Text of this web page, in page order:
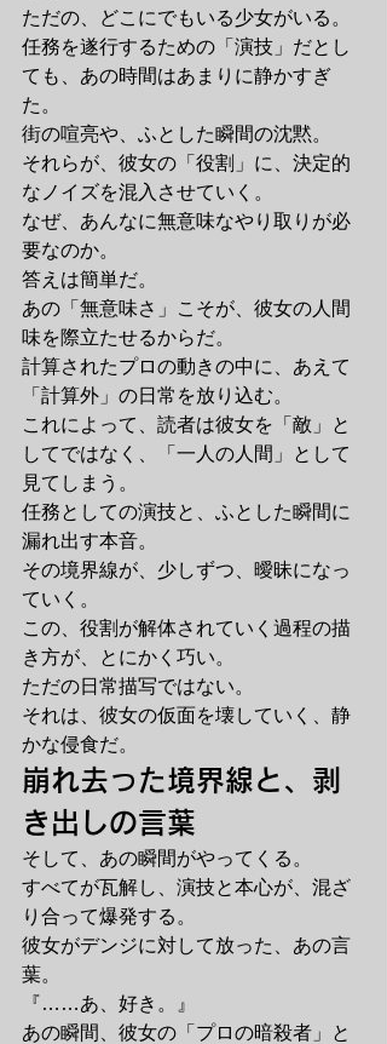
ただの、どこにでもいる少女がいる。
任務を遂行するための「演技」だとし
ても、あの時間はあまりに静かすぎ
た。
街の喧亮や、ふとした瞬間の沈黙。
それらが、彼女の「役割」に、決定的
なノイズを混入させていく。
なぜ、あんなに無意味なやり取りが必
要なのか。
答えは簡単だ。
あの「無意味さ」こそが、彼女の人間
味を際立たせるからだ。
計算されたプロの動きの中に、あえて
「計算外」の日常を放り込む。
これによって、読者は彼女を「敵」と
してではなく、「一人の人間」として
見てしまう。
任務としての演技と、ふとした瞬間に
漏れ出す本音。
その境界線が、少しずつ、曖昧になっ
ていく。
この、役割が解体されていく過程の描
き方が、とにかく巧い。
ただの日常描写ではない。
それは、彼女の仮面を壊していく、静
かな侵食だ。
崩れ去った境界線と、剥
き出しの言葉
そして、あの瞬間がやってくる。
すべてが瓦解し、演技と本心が、混ざ
り合って爆発する。
彼女がデンジに対して放った、あの言
葉。
『……あ、好き。』
あの瞬間、彼女の「プロの暗殺者」と